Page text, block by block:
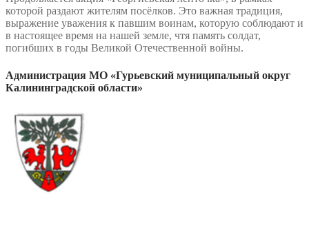
которой раздают жителям посёлков. Это важная традиция,
выражение уважения к павшим воинам, которую соблюдают и
в настоящее время на нашей земле, чтя память солдат,
погибших в годы Великой Отечественной войны.
Администрация МО «Гурьевский муниципальный округ
Калининградской области»